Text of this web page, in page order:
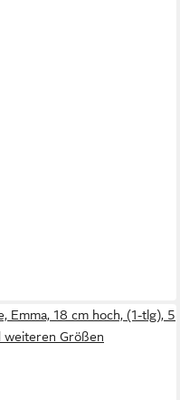
Emma, 18 cm hoch, (1-tlg), 5
weiteren Größen